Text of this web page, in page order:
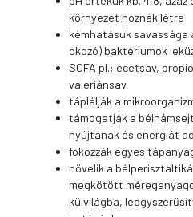
környezet hoznak létre
kémhatásuk
okozó) baktériumok
SCFA pl.: ecetsav,
valeriánsav
táplálják a
támogatják a
nyújtanak és energiát
fokozzák egyes
növelik a
megkötött
külvilágba,